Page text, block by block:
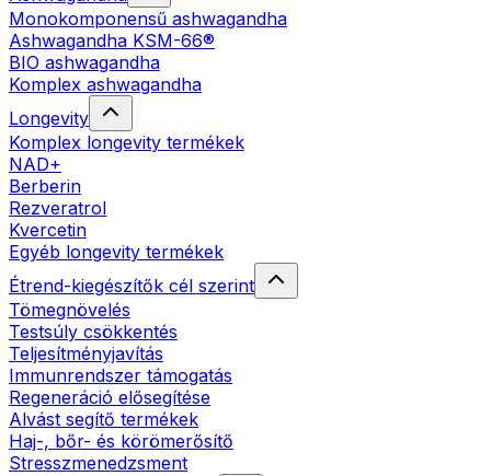
Monokomponensű ashwagandha
Ashwagandha KSM-66®
BIO ashwagandha
Komplex ashwagandha
Longevity
Komplex longevity termékek
NAD+
Berberin
Rezveratrol
Kvercetin
Egyéb longevity termékek
Étrend-kiegészítők cél szerint
Tömegnövelés
Testsúly csökkentés
Teljesítményjavítás
Immunrendszer támogatás
Regeneráció elősegítése
Alvást segítő termékek
Haj-, bőr- és körömerősítő
Stresszmenedzsment